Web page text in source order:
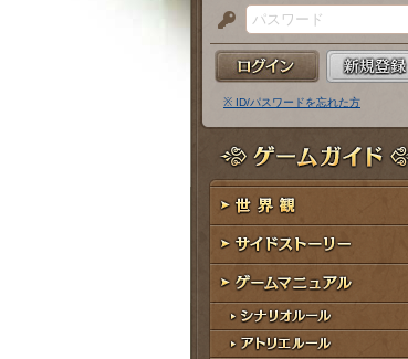
メ
ー
ル
ア
ド
レ
ス
パ
ス
ー
ド
※ ID/パスワードを忘れた方
ゲームガイド
世界観
サイドストーリー
ゲームマニュアル
シナリオルール